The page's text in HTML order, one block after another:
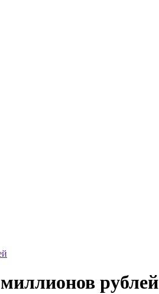
рублей